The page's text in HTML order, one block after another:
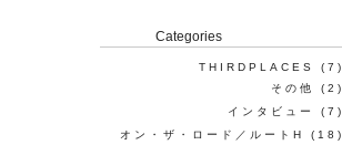
Categories
THIRDPLACES
(7)
その他
(2)
インタビュー
(7)
オン・ザ・ロード／ルートH
(18)